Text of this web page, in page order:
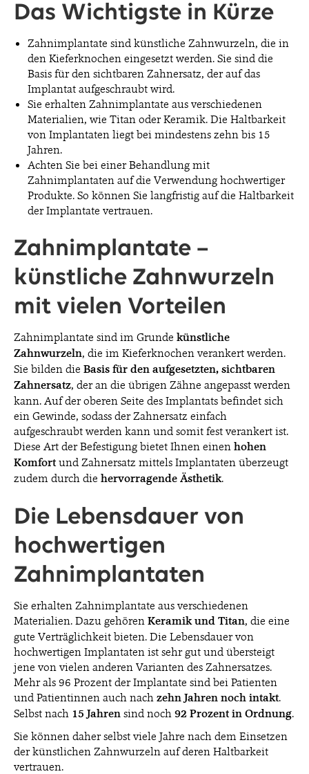
Das Wichtigste in Kürze
Zahnimplantate sind künstliche Zahnwurzeln, die in
den Kieferknochen eingesetzt werden. Sie sind die
Basis für den sichtbaren Zahnersatz, der auf das
Implantat aufgeschraubt wird.
Sie erhalten Zahnimplantate aus verschiedenen
Materialien, wie Titan oder Keramik. Die Haltbarkeit
von Implantaten liegt bei mindestens zehn bis 15
Jahren.
Achten Sie bei einer Behandlung mit
Zahnimplantaten auf die Verwendung hochwertiger
Produkte. So können Sie langfristig auf die Haltbarkeit
der Implantate vertrauen.
Zahnimplantate –
künstliche Zahnwurzeln
mit vielen Vorteilen
Zahnimplantate sind im Grunde künstliche
Zahnwurzeln, die im Kieferknochen verankert werden.
Sie bilden die Basis für den aufgesetzten, sichtbaren
Zahnersatz, der an die übrigen Zähne angepasst werden
kann. Auf der oberen Seite des Implantats befindet sich
ein Gewinde, sodass der Zahnersatz einfach
aufgeschraubt werden kann und somit fest verankert ist.
Diese Art der Befestigung bietet Ihnen einen hohen
Komfort und Zahnersatz mittels Implantaten überzeugt
zudem durch die hervorragende Ästhetik.
Die Lebensdauer von
hochwertigen
Zahnimplantaten
Sie erhalten Zahnimplantate aus verschiedenen
Materialien. Dazu gehören Keramik und Titan, die eine
gute Verträglichkeit bieten. Die Lebensdauer von
hochwertigen Implantaten ist sehr gut und übersteigt
jene von vielen anderen Varianten des Zahnersatzes.
Mehr als 96 Prozent der Implantate sind bei Patienten
und Patientinnen auch nach zehn Jahren noch intakt.
Selbst nach 15 Jahren sind noch 92 Prozent in Ordnung.
Sie können daher selbst viele Jahre nach dem Einsetzen
der künstlichen Zahnwurzeln auf deren Haltbarkeit
vertrauen.